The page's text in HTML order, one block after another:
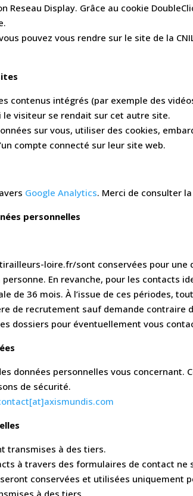
Reseau Display. Grâce au cookie
pouvez vous rendre sur le site de la
contenus intégrés (par exemple des
visiteur se rendait sur cet autre site.
sur vous, utiliser des cookies,
compte connecté sur leur site web.
Google Analytics. Merci de consulter
personnelles
loire.fr/sont conservées pour
En revanche, pour les contacts
de 36 mois. À l’issue de ces périodes,
de recrutement sauf demande contraire
dossiers pour éventuellement vous
données personnelles vous concernant.
de sécurité.
transmises à des tiers.
à travers des formulaires de contact ne
conservées et utilisées uniquement